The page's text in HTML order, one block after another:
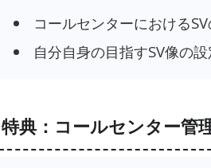
コールセンターにおける
自分自身の目指すSV像の設
特典：コールセンター管